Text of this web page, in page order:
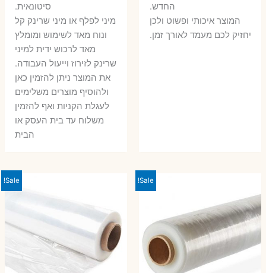
החדש.
המוצר איכותי ופשוט ולכן
יחזיק לכם מעמד לאורך זמן.
סיטונאית.
מיני לפלף או מיני שרינק קל
ונוח מאד לשימוש ומומלץ
מאד לרכוש ידית למיני
שרינק לזירוז וייעול העבודה.
את המוצר ניתן להזמין כאן
ולהוסיף מוצרים משלימים
לעגלת הקניות ואף להזמין
משלוח עד בית העסק או
הבית
Sale!
Sale!